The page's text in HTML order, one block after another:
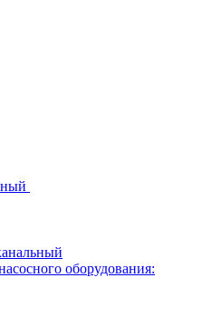
оборудования: